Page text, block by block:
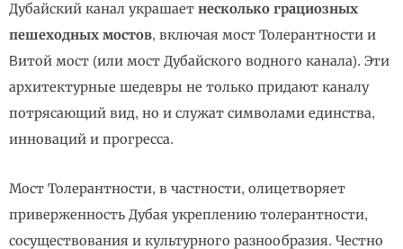
Дубайский канал украшает несколько грациозных
пешеходных мостов, включая мост Толерантности и
Bитой мост (или мост Дубайского водного канала). Эти
архитектурные шедевры не только придают каналу
потрясающий вид, но и служат символами единства,
инноваций и прогресса.
Мост Толерантности, в частности, олицетворяет
приверженность Дубая укреплению толерантности,
сосуществования и культурного разнообразия. Честно